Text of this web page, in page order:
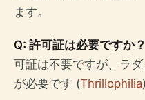
ます。
Q: 許可証は必要ですか？
可証は不要ですが、ラ
が必要です (Thrillophilia